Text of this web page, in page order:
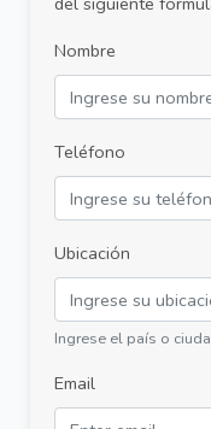
Nombre
Teléfono
Ubicación
Ingrese el país o
Email